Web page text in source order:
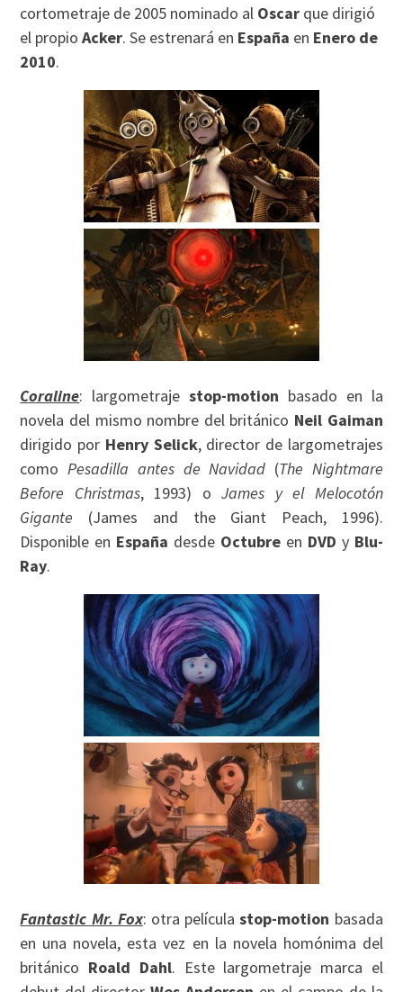
cortometraje de 2005 nominado al Oscar que dirigió
el propioAcker. Se estrenará en España en Enero de
2010.
Coraline: largometrajestop-motion basado en la
novela del mismo nombre del británico Neil Gaiman
dirigido por Henry Selick, director de largometrajes
comoPesadilla antes de Navidad (The Nightmare
Before Christmas, 1993) oJames y el Melocotón
Gigante (James and the Giant Peach, 1996).
Disponible en España desde Octubre en DVD y Blu-
Ray.
Fantastic Mr. Fox: otra películastop-motion basada
en una novela, esta vez en la novela homónima del
británico Roald Dahl. Este largometraje marca el